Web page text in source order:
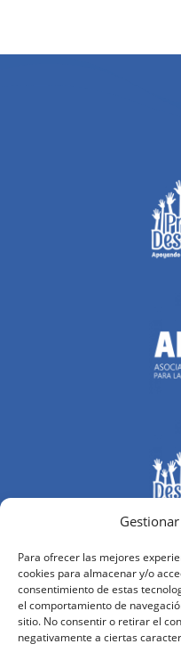
Para ofrecer las mejores
cookies para almacenar y/o
consentimiento de estas
el comportamiento de
sitio. No consentir o retirar el
negativamente a ciertas